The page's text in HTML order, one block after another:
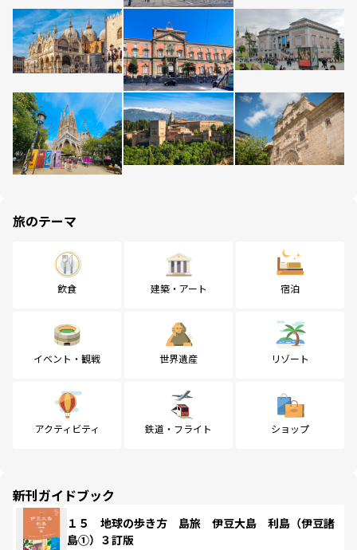
旅のテーマ
飲食 建築・アート 宿泊
イベント・観戦 世界遺産 リゾート
アクティビティ 鉄道・フライト ショップ
新刊ガイドブック
１５ 地球の歩き方 島旅 伊豆大島 利島（伊豆諸
島①）３訂版